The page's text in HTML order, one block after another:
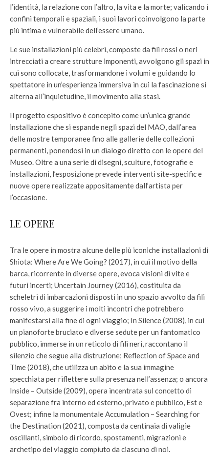
l’identità, la relazione con l’altro, la vita e la morte; valicando i
confini temporali e spaziali, i suoi lavori coinvolgono la parte
più intima e vulnerabile dell’essere umano.
Le sue installazioni più celebri, composte da fili rossi o neri
intrecciati a creare strutture imponenti, avvolgono gli spazi in
cui sono collocate, trasformandone i volumi e guidando lo
spettatore in un’esperienza immersiva in cui la fascinazione si
alterna all’inquietudine, il movimento alla stasi.
Il progetto espositivo è concepito come un’unica grande
installazione che si espande negli spazi del MAO, dall’area
delle mostre temporanee fino alle gallerie delle collezioni
permanenti, ponendosi in un dialogo diretto con le opere del
Museo. Oltre a una serie di disegni, sculture, fotografie e
installazioni, l’esposizione prevede interventi site-specific e
nuove opere realizzate appositamente dall’artista per
l’occasione.
LE OPERE
Tra le opere in mostra alcune delle più iconiche installazioni di
Shiota: Where Are We Going? (2017), in cui il motivo della
barca, ricorrente in diverse opere, evoca visioni di vite e
futuri incerti; Uncertain Journey (2016), costituita da
scheletri di imbarcazioni disposti in uno spazio avvolto da fili
rosso vivo, a suggerire i molti incontri che potrebbero
manifestarsi alla fine di ogni viaggio; In Silence (2008), in cui
un pianoforte bruciato e diverse sedute per un fantomatico
pubblico, immerse in un reticolo di fili neri, raccontano il
silenzio che segue alla distruzione; Reflection of Space and
Time (2018), che utilizza un abito e la sua immagine
specchiata per riflettere sulla presenza nell’assenza; o ancora
Inside – Outside (2009), opera incentrata sul concetto di
separazione fra interno ed esterno, privato e pubblico, Est e
Ovest; infine la monumentale Accumulation – Searching for
the Destination (2021), composta da centinaia di valigie
oscillanti, simbolo di ricordo, spostamenti, migrazioni e
archetipo del viaggio compiuto da ciascuno di noi.